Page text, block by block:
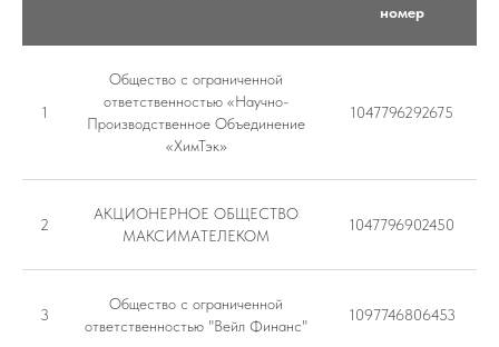
номер
1
Общество с ограниченной
ответственностью «Научно-
Производственное Объединение
«ХимТэк»
1047796292675
2
АКЦИОНЕРНОЕ ОБЩЕСТВО
МАКСИМАТЕЛЕКОМ
1047796902450
3
Общество с ограниченной
ответственностью "Вейл Финанс"
1097746806453